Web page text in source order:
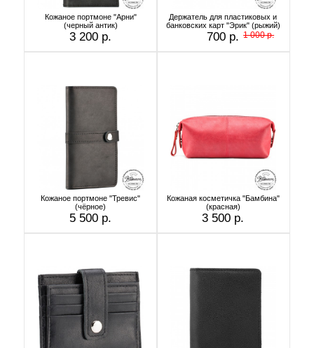
Кожаное портмоне "Арни"
(черный антик)
3 200 р.
Держатель для пластиковых и
банковских карт "Эрик" (рыжий)
700 р. 1 000 р.
Кожаное портмоне "Тревис"
(чёрное)
5 500 р.
Кожаная косметичка "Бамбина"
(красная)
3 500 р.